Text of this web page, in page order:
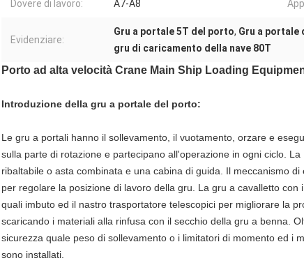
Dovere di lavoro: A7-A8
Evidenziare:
Gru a portale 5T del porto, Gru a portale
gru di caricamento della nave 80T
Porto ad alta velocità Crane Main Ship Loading
Introduzione della gru a portale del porto:
Le gru a portali hanno il sollevamento, il vuotamento, orzare e
sulla parte di rotazione e partecipano all'operazione in ogni ciclo.
ribaltabile o asta combinata e una cabina di guida. Il meccanismo
per regolare la posizione di lavoro della gru. La gru a cavalletto
quali imbuto ed il nastro trasportatore telescopici per migliorare la
scaricando i materiali alla rinfusa con il secchio della gru a benna.
sicurezza quale peso di sollevamento o i limitatori di momento ed i
sono installati.